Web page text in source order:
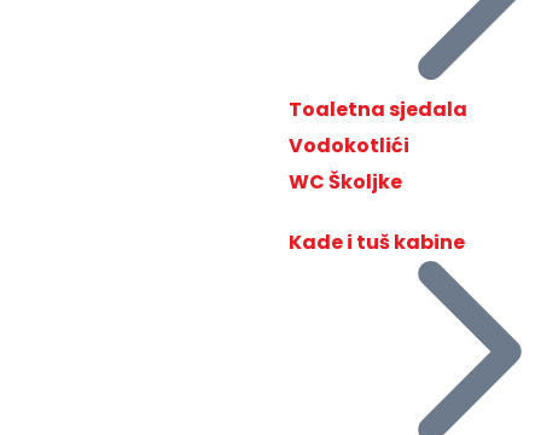
Toaletna sjedala
Vodokotlići
WC Školjke
Kade i tuš kabine